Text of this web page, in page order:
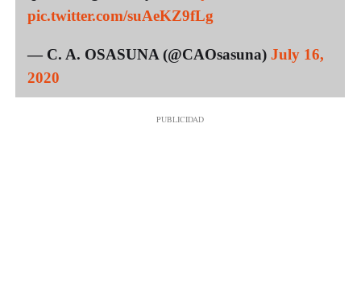
pic.twitter.com/suAeKZ9fLg
— C. A. OSASUNA (@CAOsasuna) July 16,
2020